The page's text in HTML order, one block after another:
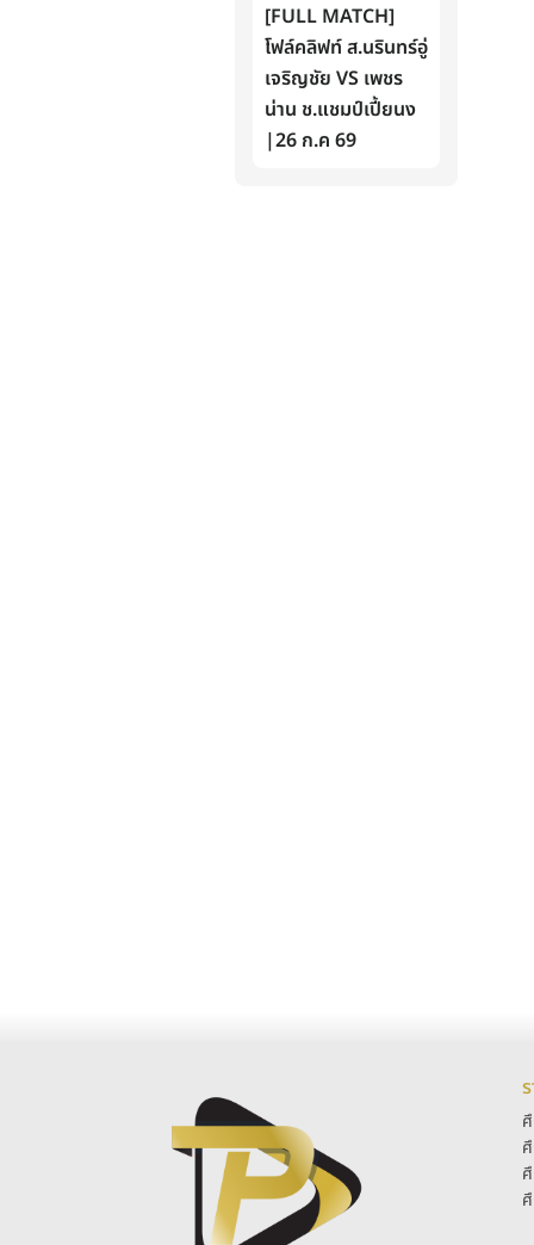
[FULL MATCH]
โฟล์คลิฟท์ ส.นรินทร์อู่
เจริญชัย VS เพชร
น่าน ช.แชมป์เปี้ยนง
|26 ก.ค 69